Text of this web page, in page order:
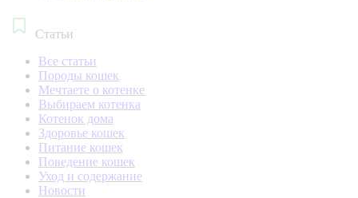
Статьи
Все статьи
Породы кошек
Мечтаете о котенке
Выбираем котенка
Котенок дома
Здоровье кошек
Питание кошек
Поведение кошек
Уход и содержание
Новости